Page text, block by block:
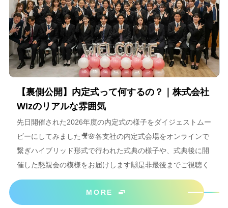
【裏側公開】内定式って何するの？｜株式会社
Wizのリアルな雰囲気
先日開催された2026年度の内定式の様子をダイジェストムー
ビーにしてみました🎥🌸各支社の内定式会場をオンラインで
繋ぎハイブリッド形式で行われた式典の様子や、式典後に開
催した懇親会の模様をお届けします🙌是非最後までご視聴く
ださいね＾＾
MORE